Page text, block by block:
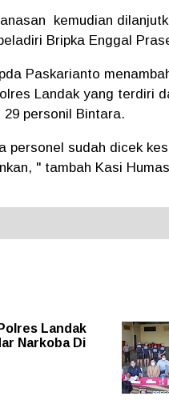
kemudian
Bripka Enggal
Paskarianto
Landak yang terdiri
personil Bintara.
personel sudah dicek
" tambah Kasi
Landak
Narkoba Di